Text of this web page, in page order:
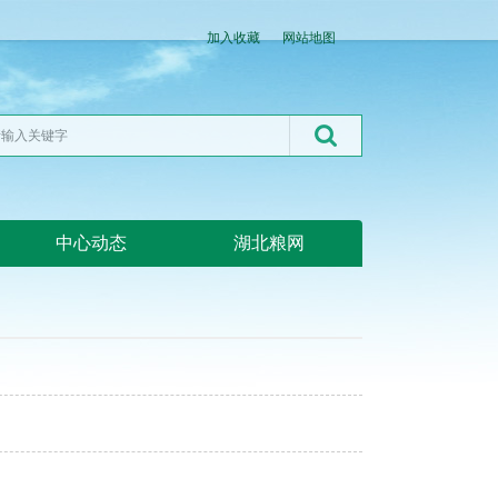
加入收藏 网站地图
中心动态 湖北粮网